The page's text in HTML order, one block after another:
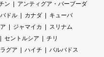
ン
アンティグア・バーブーダ
ドル カナダ
キューバ
ジャマイカ
スリナム
セントルシア
チリ
グア ハイチ
バルバドス